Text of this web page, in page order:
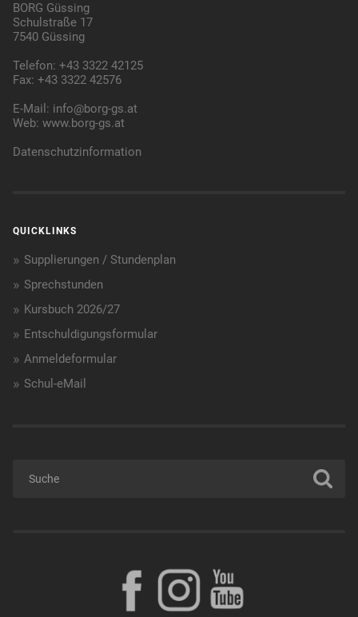
BORG Güssing
Schulstraße 17
7540 Güssing
Telefon: +43 3322 42125
Fax: +43 3322 42576
E-Mail: info@borg-gs.at
Web:www.borg-gs.at
Datenschutzinformation
QUICKLINKS
Supplierungen / Stundenplan
Sprechstunden
Kursbuch 2026/27
Entschuldigungsformular
Anmeldeformular
Schul-eMail